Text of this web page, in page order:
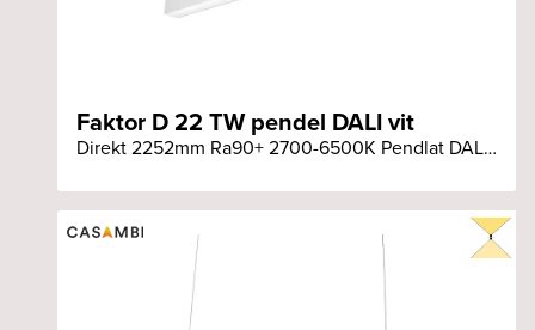
Faktor D 22 TW pendel DALI vit
Direkt 2252mm Ra90+ 2700-6500K Pendlat DALI vit armatur